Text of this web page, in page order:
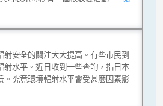
安全的關注大大提高。有些巿民到
水平。近日收到一些查詢，指日本
究竟環境輻射水平會受甚麼因素影